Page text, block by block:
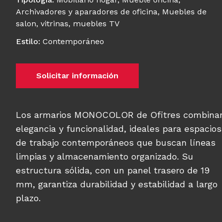
Archivadores y aparadores de oficina, Muebles de
salon, vitrinas, muebles TV
Estilo: Contemporáneo
Solicitar información
Los armarios MONOCOLOR de Ofitres
elegancia y funcionalidad, ideales para espacios
de trabajo contemporáneos que buscan líneas
limpias y almacenamiento organizado. Su
estructura sólida, con un panel trasero de 19
mm, garantiza durabilidad y estabilidad a largo
plazo.